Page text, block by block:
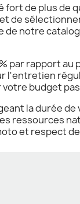
fort de plus de
de
notre
par rapport au
l'entretien
budget
la durée de
ressources
et respect